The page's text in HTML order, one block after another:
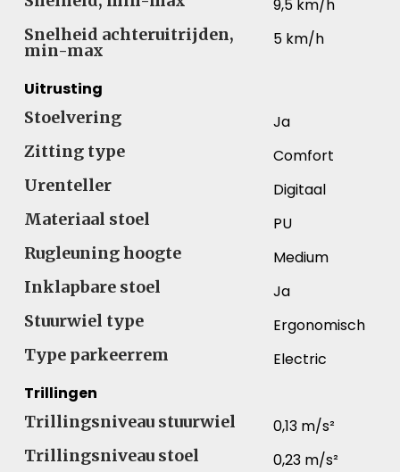
9,5 km/h
Snelheid achteruitrijden,
min-max
5 km/h
Uitrusting
Stoelvering
Ja
Zitting type
Comfort
Urenteller
Digitaal
Materiaal stoel
PU
Rugleuning hoogte
Medium
Inklapbare stoel
Ja
Stuurwiel type
Ergonomisch
Type parkeerrem
Electric
Trillingen
Trillingsniveau stuurwiel
0,13 m/s²
Trillingsniveau stoel
0,23 m/s²